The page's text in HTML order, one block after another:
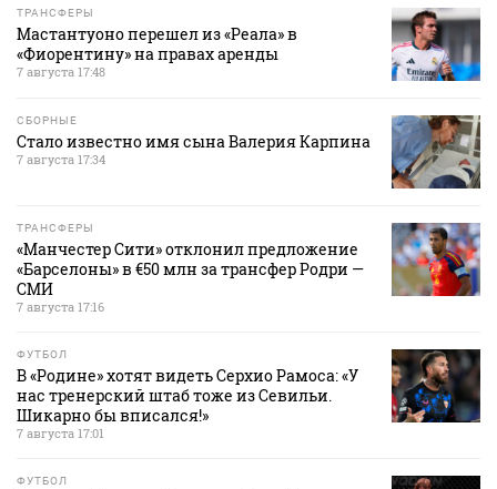
ТРАНСФЕРЫ
Мастантуоно перешел из «Реала» в
«Фиорентину» на правах аренды
7 августа 17:48
СБОРНЫЕ
Стало известно имя сына Валерия Карпина
7 августа 17:34
ТРАНСФЕРЫ
«Манчестер Сити» отклонил предложение
«Барселоны» в €50 млн за трансфер Родри —
СМИ
7 августа 17:16
ФУТБОЛ
В «Родине» хотят видеть Серхио Рамоса: «У
нас тренерский штаб тоже из Севильи.
Шикарно бы вписался!»
7 августа 17:01
ФУТБОЛ